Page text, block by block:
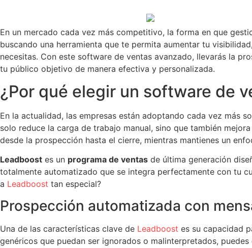
En un mercado cada vez más competitivo, la forma en que
buscando una herramienta que te permita aumentar tu
necesitas. Con este software de ventas avanzado, llevarás la
tu público objetivo de manera efectiva y personalizada.
¿Por qué elegir un software de
En la actualidad, las empresas están adoptando cada vez más
solo reduce la carga de trabajo manual, sino que también
desde la prospección hasta el cierre, mientras mantienes un
Leadboost es un programa de ventas de última generación
totalmente automatizado que se integra perfectamente con tu
a Leadboost tan especial?
Prospección automatizada con
Una de las características clave de Leadboost es su capacidad
genéricos que puedan ser ignorados o malinterpretados,